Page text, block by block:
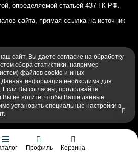
определяемой статьей 437 ГК РФ.
сайта, прямая ссылка на источник
Профиль Корзина
cайт, Вы даете согласие на обработку
сбора статистики, например
файлов cookie и иных
Данная информация необходима для
Вы согласны, продолжайте
Вы не хотите, чтобы Ваши данные
установить специальные настройки в